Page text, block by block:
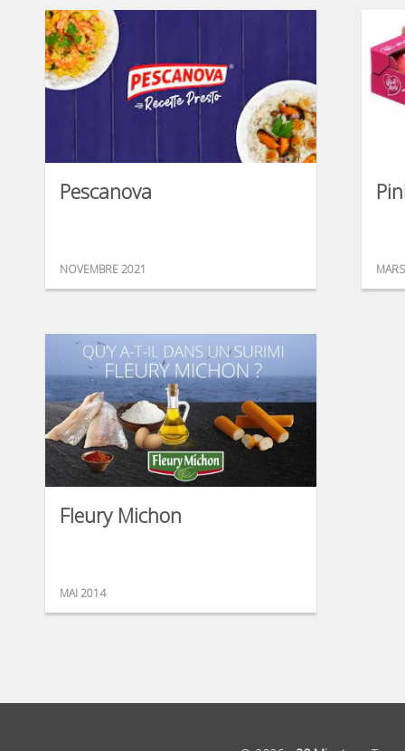
Pescanova
NOVEMBRE 2021
Fleury Michon
MAI 2014